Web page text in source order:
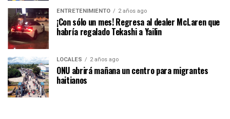
ENTRETENIMIENTO 2 años ago
¡Con sólo un mes! Regresa al dealer McLaren que
habría regalado Tekashi a Yailin
LOCALES 2 años ago
ONU abrirá mañana un centro para migrantes
haitianos